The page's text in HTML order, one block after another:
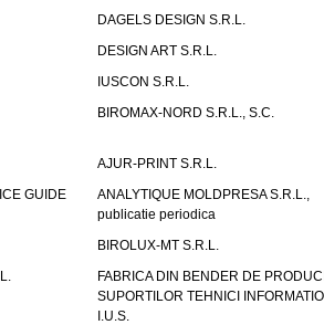
DAGELS DESIGN S.R.L.
DESIGN ART S.R.L.
IUSCON S.R.L.
BIROMAX-NORD S.R.L., S.C.
AJUR-PRINT S.R.L.
GUIDE
ANALYTIQUE MOLDPRESA S.R.L.,
publicatie periodica
BIROLUX-MT S.R.L.
FABRICA DIN BENDER DE
SUPORTILOR TEHNICI
I.U.S.